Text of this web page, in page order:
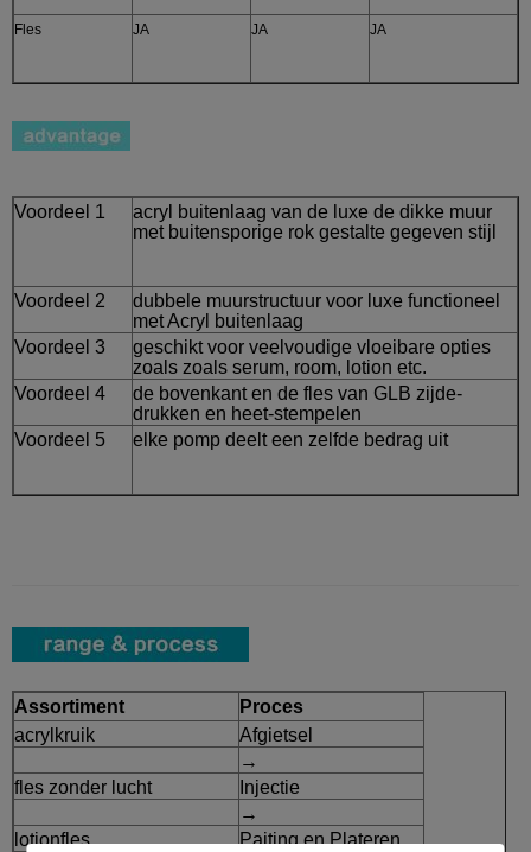
Fles JA JA JA
Voordeel 1
acryl buitenlaag van de luxe de dikke muur
met buitensporige rok gestalte gegeven stijl
Voordeel 2
dubbele muurstructuur voor luxe functioneel
met Acryl buitenlaag
Voordeel 3
geschikt voor veelvoudige vloeibare opties
zoals zoals serum, room, lotion etc.
Voordeel 4
de bovenkant en de fles van GLB zijde-
drukken en heet-stempelen
Voordeel 5
elke pomp deelt een zelfde bedrag uit
Assortiment
Proces
acrylkruik
Afgietsel
→
fles zonder lucht
Injectie
→
lotionfles
Paiting en Plateren